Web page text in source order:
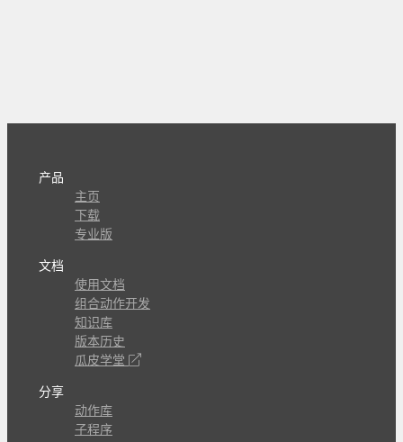
产品
主页
下载
专业版
文档
使用文档
组合动作开发
知识库
版本历史
瓜皮学堂
分享
动作库
子程序